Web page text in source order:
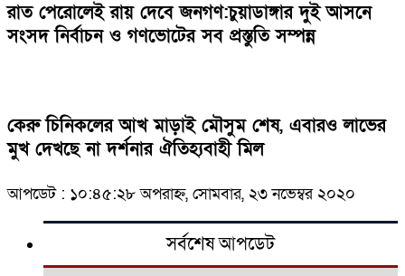
রাত পেরোলেই রায় দেবে জনগণ:চুয়াডাঙ্গার দুই আসনে
সংসদ নির্বাচন ও গণভোটের সব প্রস্তুতি সম্পন্ন
কেরু চিনিকলের আখ মাড়াই মৌসুম শেষ, এবারও লাভের
মুখ দেখছে না দর্শনার ঐতিহ্যবাহী মিল
আপডেট : ১০:৪৫:২৮ অপরাহ্ন, সোমবার, ২৩ নভেম্বর ২০২০
সর্বশেষ আপডেট